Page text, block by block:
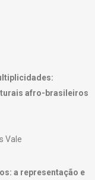
afro-brasileiros
Vale
a representação e